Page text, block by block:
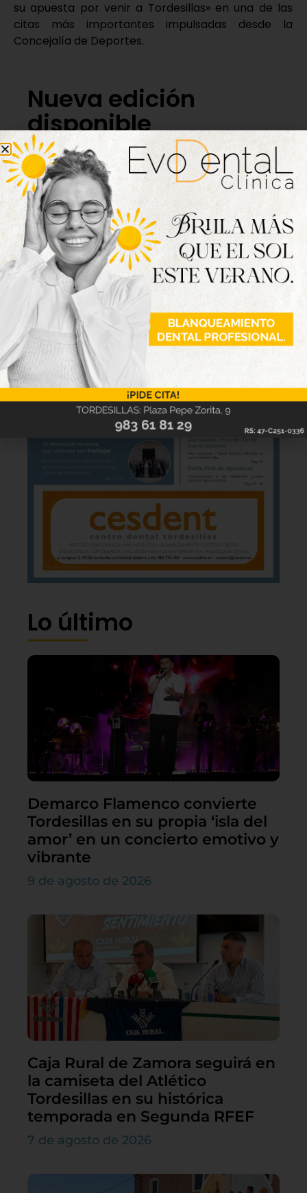
su apuesta por venir a Tordesillas» en una de las
citas más importantes impulsadas desde la
Concejalía de Deportes.
Nueva edición
disponible
Hazte ya con la trigésimo séptima edición de
la revista Tordesillas al día. Haz clic sobre la
imagen para verla online.
Lo último
Demarco Flamenco convierte
Tordesillas en su propia ‘isla del
amor’ en un concierto emotivo y
vibrante
9 de agosto de 2026
Caja Rural de Zamora seguirá en
la camiseta del Atlético
Tordesillas en su histórica
temporada en Segunda RFEF
7 de agosto de 2026